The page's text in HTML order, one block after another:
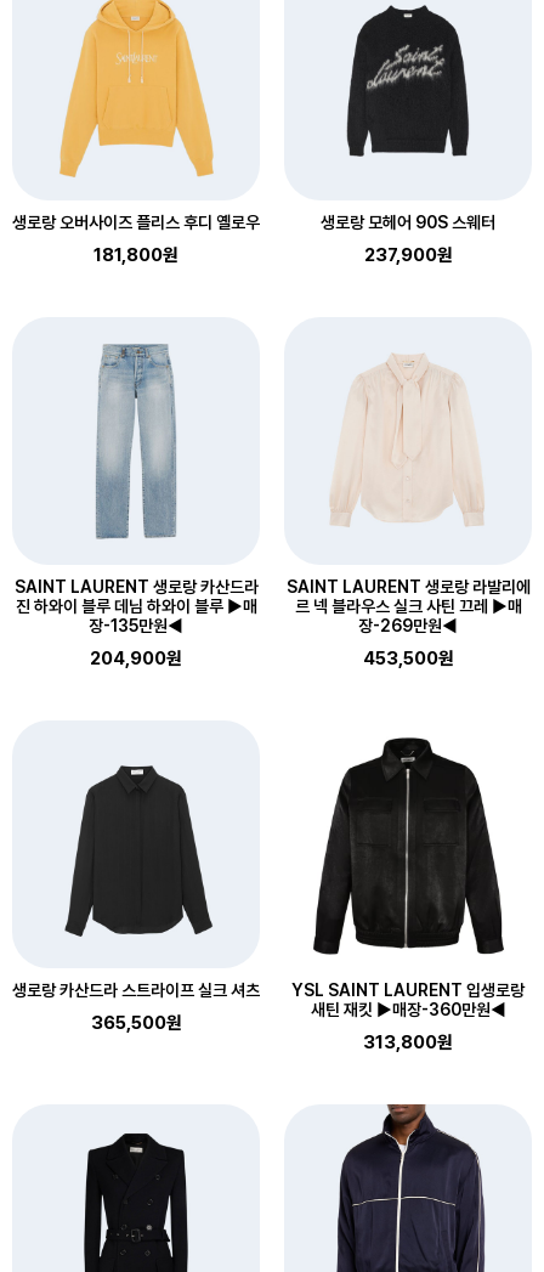
생로랑 오버사이즈 플리스 후디 옐로우
181,800원
생로랑 모헤어 90S 스웨터
237,900원
SAINT LAURENT 생로랑 카산드라
진 하와이 블루 데님 하와이 블루 ▶매
장-135만원◀
204,900원
SAINT LAURENT 생로랑 라발리에
르 넥 블라우스 실크 사틴 끄레 ▶매
장-269만원◀
453,500원
생로랑 카산드라 스트라이프 실크 셔츠
365,500원
YSL SAINT LAURENT 입생로랑
새틴 재킷 ▶매장-360만원◀
313,800원